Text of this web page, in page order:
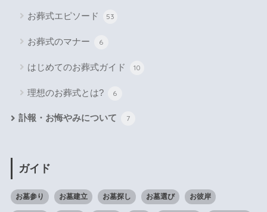
お葬式エピソード 53
お葬式のマナー 6
はじめてのお葬式ガイド 10
理想のお葬式とは? 6
訃報・お悔やみについて 7
ガイド
お墓参り お墓建立 お墓探し お墓選び お彼岸